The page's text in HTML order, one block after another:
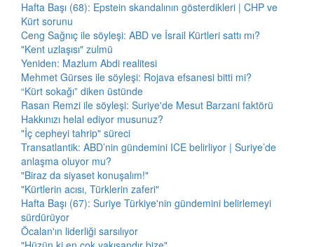
Hafta Başı (68): Epstein skandalının gösterdikleri | CHP ve
Kürt sorunu
Ceng Sağnıç ile söyleşi: ABD ve İsrail Kürtleri sattı mı?
"Kent uzlaşısı" zulmü
Yeniden: Mazlum Abdi realitesi
Mehmet Gürses ile söyleşi: Rojava efsanesi bitti mi?
“Kürt sokağı” diken üstünde
Rasan Remzi ile söyleşi: Suriye'de Mesut Barzani faktörü
Hakkınızı helal ediyor musunuz?
"İç cepheyi tahrip" süreci
Transatlantik: ABD’nin gündemini ICE belirliyor | Suriye’de
anlaşma oluyor mu?
"Biraz da siyaset konuşalım!"
"Kürtlerin acısı, Türklerin zaferi"
Hafta Başı (67): Suriye Türkiye'nin gündemini belirlemeyi
sürdürüyor
Öcalan'ın liderliği sarsılıyor